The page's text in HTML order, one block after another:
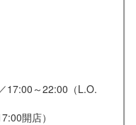
17:00～22:00（L.O.
開店）